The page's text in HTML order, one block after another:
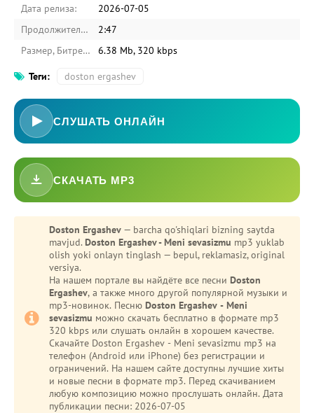
Дата релиза:
2026-07-05
Продолжительность:
2:47
Размер, Битрейт:
6.38 Mb, 320 kbps
Теги: doston ergashev
СЛУШАТЬ ОНЛАЙН
СКАЧАТЬ MP3
Doston Ergashev — barcha qo'shiqlari bizning saytda
mavjud. Doston Ergashev - Meni sevasizmu mp3 yuklab
olish yoki onlayn tinglash — bepul, reklamasiz, original
versiya.
На нашем портале вы найдёте все песни Doston
Ergashev, а также много другой популярной музыки и
mp3-новинок. Песню Doston Ergashev - Meni
sevasizmu можно скачать бесплатно в формате mp3
320 kbps или слушать онлайн в хорошем качестве.
Скачайте Doston Ergashev - Meni sevasizmu mp3 на
телефон (Android или iPhone) без регистрации и
ограничений. На нашем сайте доступны лучшие хиты
и новые песни в формате mp3. Перед скачиванием
любую композицию можно прослушать онлайн. Дата
публикации песни: 2026-07-05